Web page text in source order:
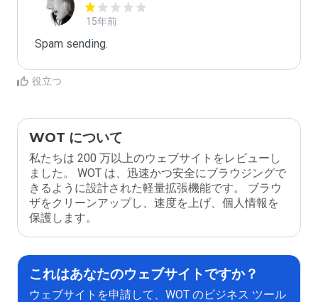
15年前
Spam sending.
役立つ
WOT について
私たちは 200 万以上のウェブサイトをレビューし
ました。 WOT は、迅速かつ安全にブラウジングで
きるように設計された軽量拡張機能です。 ブラウ
ザをクリーンアップし、速度を上げ、個人情報を
保護します。
これはあなたのウェブサイトですか？
ウェブサイトを申請して、WOT のビジネス ツール